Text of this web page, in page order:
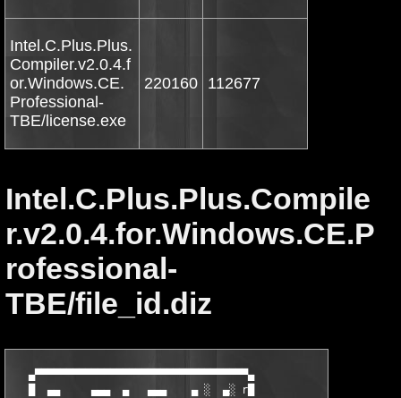
Intel.C.Plus.Plus.
Compiler.v2.0.4.f
or.Windows.CE.
Professional-
TBE/license.exe
220160 112677
Intel.C.Plus.Plus.Compile
r.v2.0.4.for.Windows.CE.P
rofessional-
TBE/file_id.diz
   ▄▀▀▀▀▀▀▀▀▀▀▀▀▀▀▀▀▀▀▀▀▀▀▀▀▀▀▀▀▀▀▀▀▀▀▄
   █  ▄▄     ▄▄▄  ▄   ▄▄▄    ▄ ░  ▄░ r█